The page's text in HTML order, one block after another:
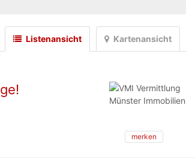
Kartenansicht
Listenansicht
merken